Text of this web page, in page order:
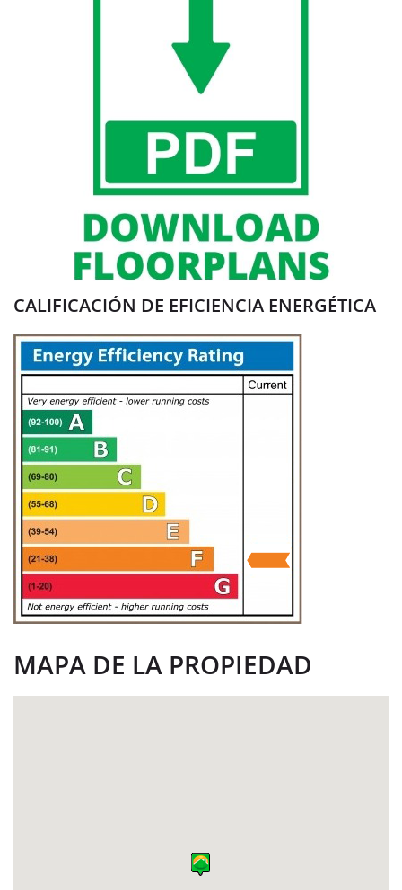
CALIFICACIÓN DE EFICIENCIA ENERGÉTICA
MAPA DE LA PROPIEDAD